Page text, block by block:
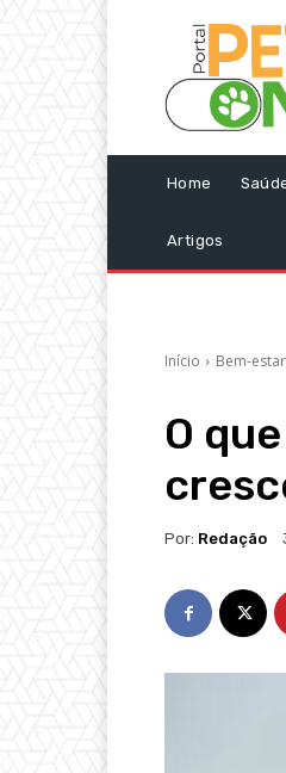
Home
Artigos
Início Bem-
O
Por: Redação